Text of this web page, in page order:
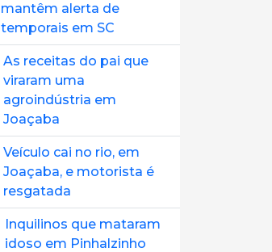
mantêm alerta de
temporais em SC
As receitas do pai que
viraram uma
agroindústria em
Joaçaba
Veículo cai no rio, em
Joaçaba, e motorista é
resgatada
Inquilinos que mataram
idoso em Pinhalzinho